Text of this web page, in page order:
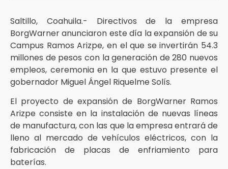
Saltillo, Coahuila.- Directivos de la empresa
BorgWarner anunciaron este día la expansión de su
Campus Ramos Arizpe, en el que se invertirán 54.3
millones de pesos con la generación de 280 nuevos
empleos, ceremonia en la que estuvo presente el
gobernador Miguel Ángel Riquelme Solís.
El proyecto de expansión de BorgWarner Ramos
Arizpe consiste en la instalación de nuevas líneas
de manufactura, con las que la empresa entrará de
lleno al mercado de vehículos eléctricos, con la
fabricación de placas de enfriamiento para
baterías.